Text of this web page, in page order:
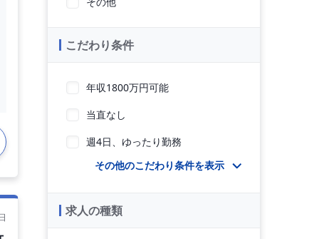
こだわり条件
年収1800万円可能
当直なし
週4日、ゆったり勤務
その他のこだわり条件を表示
求人の種類